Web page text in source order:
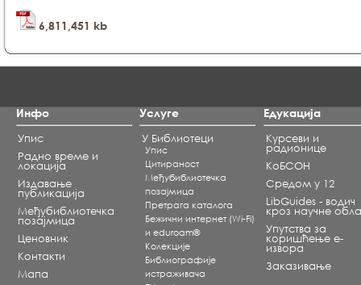
6,811,451 kb
Инфо
Упис
Радно време и
локација
Издавање
публикација
Међубиблиотечка
позајмица
Ценовник
Контакти
Мапа
Услуге
У Библиотеци
Упис
Цитираност
Међубиблиотечка
позајмица
Претрага каталога
Бежични интернет (Wi-Fi)
и eduroam®
Koлекције
Библиографије
истраживача
Едукација
Курсеви и
радионице
КоБСОН
Средом у 12
LibGuides - водич
кроз научне
Упутства за
коришћење е-
извора
Заказивање